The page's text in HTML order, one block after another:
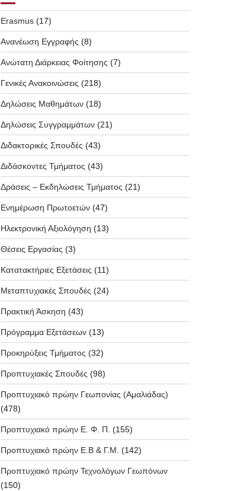
Erasmus(17)
Ανανέωση Εγγραφής (8)
Ανώτατη Διάρκειας Φοίτησης (7)
Γενικές Ανακοινώσεις (218)
Δηλώσεις Μαθημάτων(18)
Δηλώσεις Συγγραμμάτων(21)
Διδακτορικές Σπουδές (43)
Διδάσκοντες Τμήματος (43)
Δράσεις – Εκδηλώσεις Τμήματος (21)
Ενημέρωση Πρωτοετών(47)
Ηλεκτρονική Αξιολόγηση (13)
Θέσεις Εργασίας (3)
Κατατακτήριες Εξετάσεις (11)
Μεταπτυχιακές Σπουδές (24)
Πρακτική Άσκηση (43)
Πρόγραμμα Εξετάσεων(13)
Προκηρύξεις Τμήματος (32)
Προπτυχιακές Σπουδές (98)
Προπτυχιακό πρώην Γεωπονίας (Αμαλιάδας)
(478)
Προπτυχιακό πρώην Ε. Φ. Π. (155)
Προπτυχιακό πρώην Ε.Β & Γ.Μ. (142)
Προπτυχιακό πρώην Τεχνολόγων Γεωπόνων
(150)